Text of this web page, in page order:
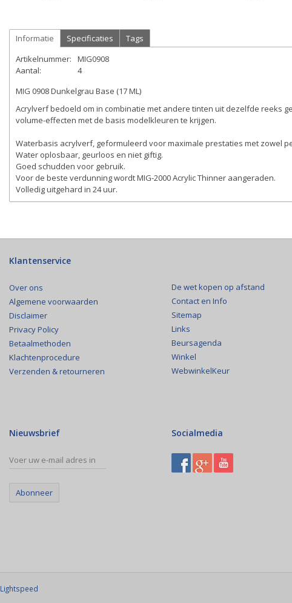
Informatie Specificaties
Tags
Artikelnummer:
MIG0908
Aantal:
4
MIG 0908 Dunkelgrau Base (17 ML)
Acrylverf bedoeld om in combinatie met andere tinten uit dezelfde reeks
volume-effecten met de basis modelkleuren te krijgen.
Waterbasis acrylverf, geformuleerd voor maximale prestaties met zowel
Water oplosbaar, geurloos en niet giftig.
Goed schudden voor gebruik.
Voor de beste verdunning wordt MIG-2000 Acrylic Thinner aangeraden.
Volledig uitgehard in 24 uur.
Klantenservice
Over ons
Algemene voorwaarden
Disclaimer
Privacy Policy
Betaalmethoden
Klachtenprocedure
Verzenden & retourneren
De wet kopen op afstand
Contact en Info
Sitemap
Links
Beursagenda
Winkel
WebwinkelKeur
Nieuwsbrief
Abonneer
Socialmedia
Lightspeed